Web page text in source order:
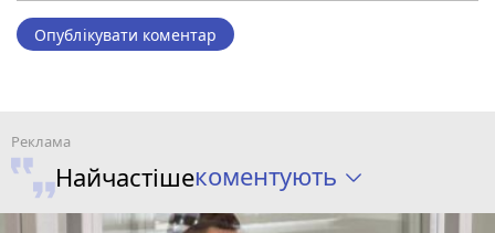
Опублікувати коментар
Найчастішекоментують